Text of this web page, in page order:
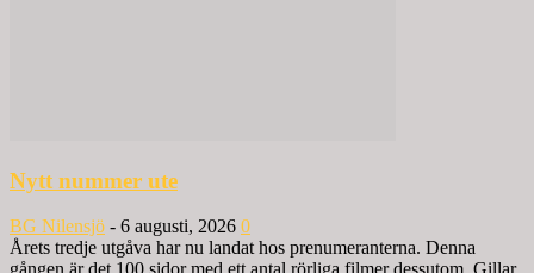
Nytt nummer ute
BG Nilensjö - 6 augusti, 2026 0
Årets tredje utgåva har nu landat hos prenumeranterna. Denna